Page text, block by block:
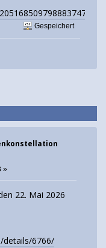
Gespeichert
»
22. Mai 2026
details/6766/